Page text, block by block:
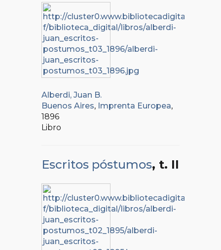
Alberdi, Juan B.
Buenos Aires, Imprenta Europea,
1896
Libro
Escritos póstumos, t. II